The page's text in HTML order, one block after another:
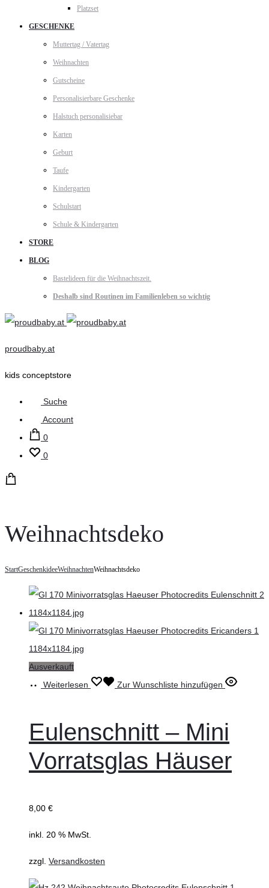
Platzset
GESCHENKE
Muttertag / Vatertag
Weihnachten
Gutscheine
Personalisierbare Geschenke
Halstuch personalisiebar
Karten
Geburt
Taufe
Kindergarten
Schulstart
Schule & Kindergarten
STORE
BLOG
Bastelideen für die Weihnachtszeit.
Deshalb sind Routinen im Familienleben so wichtig
proudbaby.at
kids conceptstore
Suche
Account
0
0
Weihnachtsdeko
StartGeschenkideeWeihnachtenWeihnachtsdeko
Ausverkauft
Weiterlesen
Zur Wunschliste hinzufügen
Eulenschnitt – Mini
Vorratsglas Häuser
8,00 €
inkl. 20 % MwSt.
zzgl. Versandkosten